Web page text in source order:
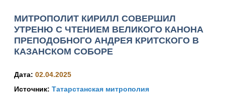
МИТРОПОЛИТ КИРИЛЛ СОВЕРШИЛ
УТРЕНЮ С ЧТЕНИЕМ ВЕЛИКОГО КАНОНА
ПРЕПОДОБНОГО АНДРЕЯ КРИТСКОГО В
КАЗАНСКОМ СОБОРЕ
Дата: 02.04.2025
Источник: Татарстанская митрополия